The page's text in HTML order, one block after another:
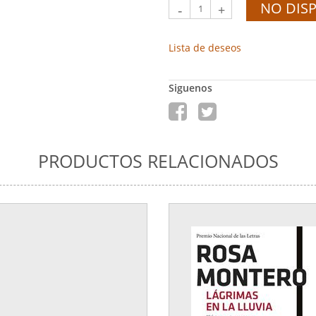
- + NO
Lista de deseos
Siguenos
PRODUCTOS RELACIONADOS